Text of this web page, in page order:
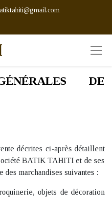
DE
décrites ci-après détaillent
BATIK TAHITI et de ses
des marchandises suivantes :
objets de décoration